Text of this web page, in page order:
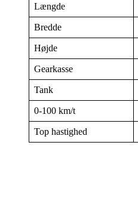
Længde
Bredde
Højde
Gearkasse
Tank
0-100 km/t
Top hastighed